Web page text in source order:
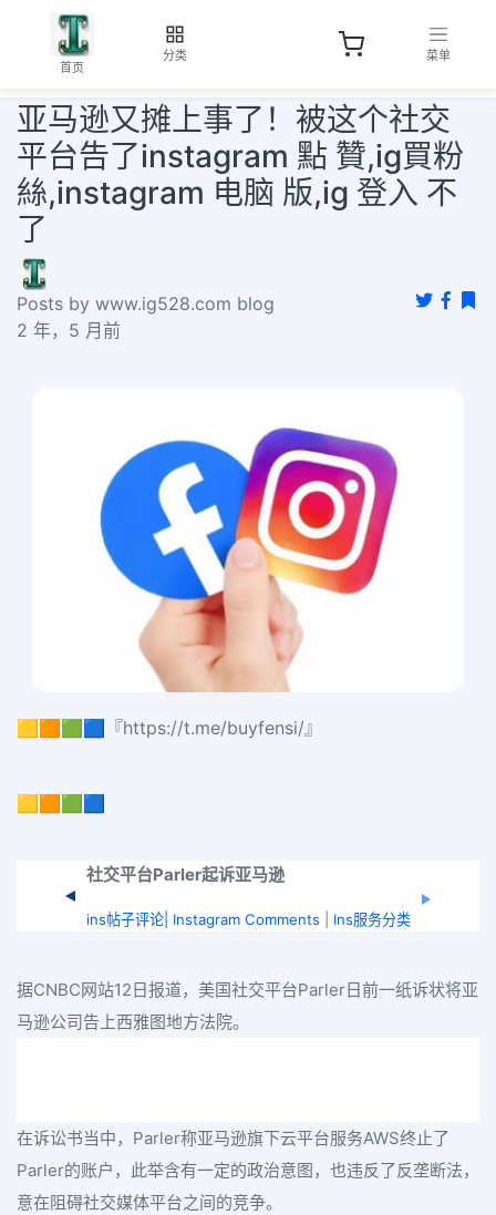
首页
分类 菜单
亚马逊又摊上事了！被这个社交
平台告了instagram 點 贊,ig買粉
絲,instagram 电脑 版,ig 登入 不
了
Posts by www.ig528.com blog
2 年，5 月前
🟨🟧🟩🟦『https://t.me/buyfensi/』
🟨🟧🟩🟦
社交平台Parler起诉亚马逊
ins帖子评论| Instagram Comments Ins服务分类
据CNBC网站12日报道，美国社交平台Parler日前一纸诉状将亚
马逊公司告上西雅图地方法院。
在诉讼书当中，Parler称亚马逊旗下云平台服务AWS终止了
Parler的账户，此举含有一定的政治意图，也违反了反垄断法，
意在阻碍社交媒体平台之间的竞争。